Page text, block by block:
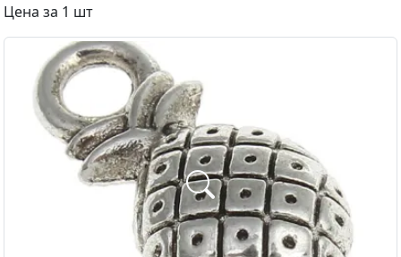
Цена за 1 шт